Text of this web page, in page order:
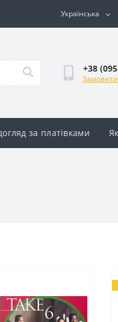
Українська
+38
Замовити
за платівками